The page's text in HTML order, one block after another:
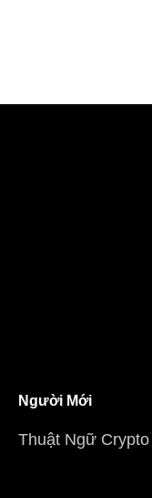
Người Mới
Thuật Ngữ Crypto